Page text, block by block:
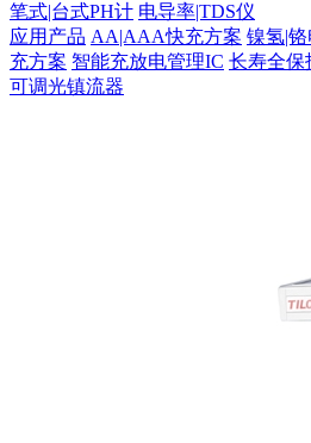
笔式|台式PH计 电导率|TDS仪
应用产品 AA|AAA快充方案 镍氢|
充方案 智能充放电管理IC 长寿全保
可调光镇流器